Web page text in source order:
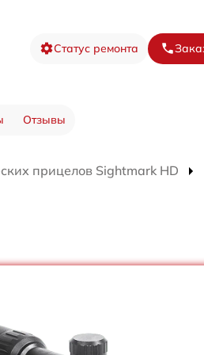
Статус ремонта
Отзывы
прицелов Sightmark HD